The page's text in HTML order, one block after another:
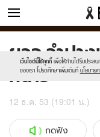
ข่าว
เว็บไซต์นี้ใช้คุกกี้ เพื่อให้ท่านได้รับประส
ของเรา โปรดศึกษาเพิ่มเติมที่ นโยบาย
Sanook
//s.isanook.com/sr/0/
new-
sanook.png
600
60
ผวจ.ลำปา
หนาว
12 ธ.ค. 53 (19:01 น.)
กดฟัง